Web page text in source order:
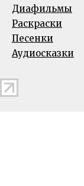
Диафильмы
Раскраски
Песенки
Аудиосказки